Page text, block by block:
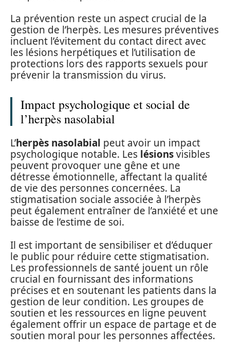
La prévention reste un aspect crucial de la
gestion de l’herpès. Les mesures préventives
incluent l’évitement du contact direct avec
les lésions herpétiques et l’utilisation de
protections lors des rapports sexuels pour
prévenir la transmission du virus.
Impact psychologique et social de
l’herpès nasolabial
L’herpès nasolabial peut avoir un impact
psychologique notable. Les lésionsvisibles
peuvent provoquer une gêne et une
détresse émotionnelle, affectant la qualité
de vie des personnes concernées. La
stigmatisation sociale associée à l’herpès
peut également entraîner de l’anxiété et une
baisse de l’estime de soi.
Il est important de sensibiliser et d’éduquer
le public pour réduire cette stigmatisation.
Les professionnels de santé jouent un rôle
crucial en fournissant des informations
précises et en soutenant les patients dans la
gestion de leur condition. Les groupes de
soutien et les ressources en ligne peuvent
également offrir un espace de partage et de
soutien moral pour les personnes affectées.